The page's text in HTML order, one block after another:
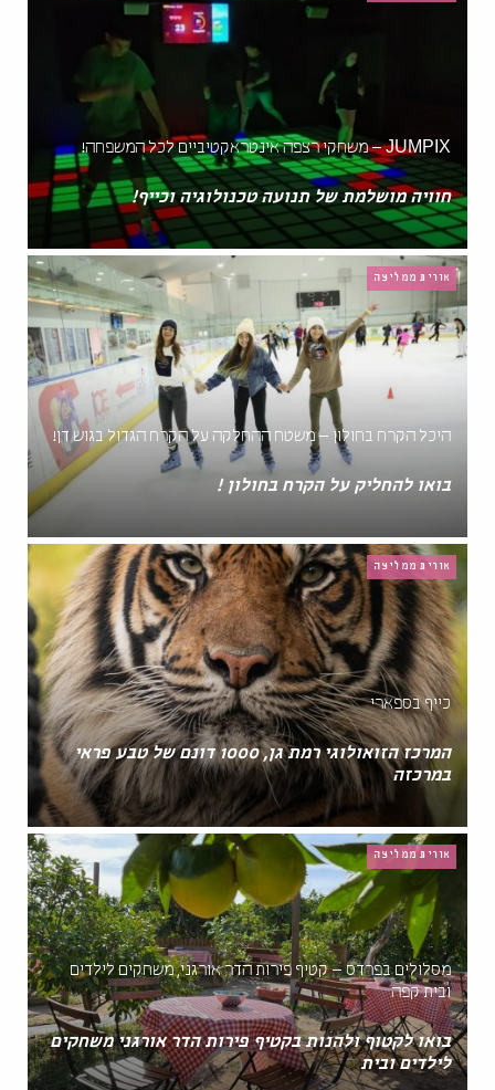
JUMPIX – משחקי רצפה אינטראקטיביים לכל המשפחה!
חוויה מושלמת של תנועה טכנולוגיה וכייף!
אורית ממליצה
היכל הקרח בחולון – משטח ההחלקה על הקרח הגדול בגוש דן!
בואו להחליק על הקרח בחולון !
אורית ממליצה
כייף בספארי
המרכז הזואולוגי רמת גן, 1000 דונם של טבע פראי
במרכזה
אורית ממליצה
מסלולים בפרדס – קטיף פירות הדר אורגני, משחקים לילדים
ובית קפה
בואו לקטוף ולהנות בקטיף פירות הדר אורגני משחקים
לילדים ובית